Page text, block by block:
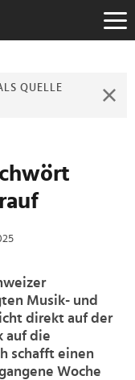
QUELLE
Musik- und
direkt auf der
auf die
schafft einen
Woche